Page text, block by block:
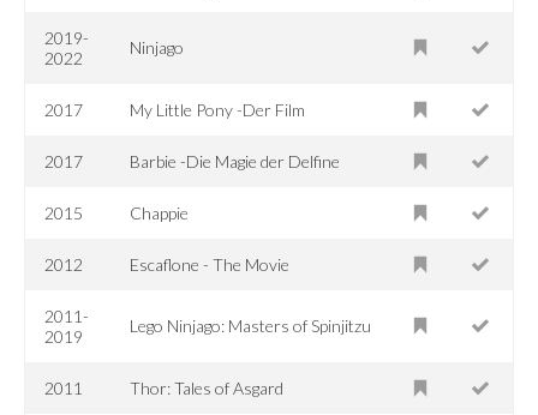
2019-
2022
Ninjago
2017 My Little Pony -Der Film
2017 Barbie -Die Magie der Delfine
2015 Chappie
2012 Escaflone - The Movie
2011-
2019
Lego Ninjago: Masters of Spinjitzu
2011 Thor: Tales of Asgard